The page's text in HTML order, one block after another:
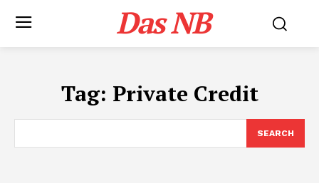
Das NB
Tag: Private Credit
SEARCH